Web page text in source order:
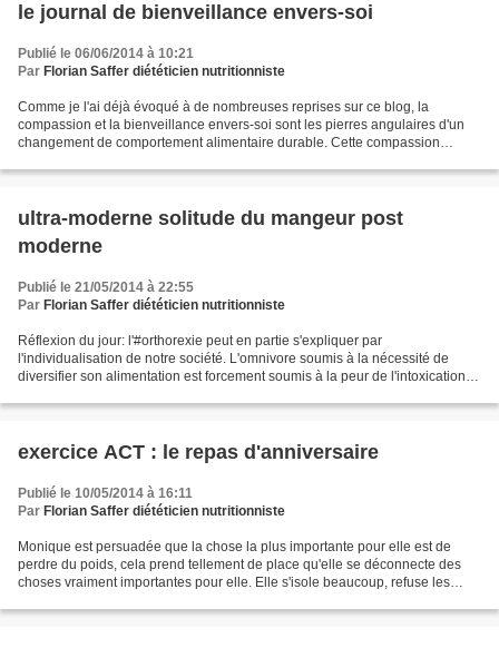
le journal de bienveillance envers-soi
Publié le 06/06/2014 à 10:21
Par Florian Saffer diététicien nutritionniste
Comme je l'ai déjà évoqué à de nombreuses reprises sur ce blog, la
compassion et la bienveillance envers-soi sont les pierres angulaires d'un
changement de comportement alimentaire durable. Cette compassion
ultra-moderne solitude du mangeur post
moderne
Publié le 21/05/2014 à 22:55
Par Florian Saffer diététicien nutritionniste
Réflexion du jour: l'#orthorexie peut en partie s'expliquer par
l'individualisation de notre société. L'omnivore soumis à la nécessité de
diversifier son alimentation est forcement soumis à la peur de l'intoxication.
exercice ACT : le repas d'anniversaire
Publié le 10/05/2014 à 16:11
Par Florian Saffer diététicien nutritionniste
Monique est persuadée que la chose la plus importante pour elle est de
perdre du poids, cela prend tellement de place qu'elle se déconnecte des
choses vraiment importantes pour elle. Elle s'isole beaucoup, refuse les